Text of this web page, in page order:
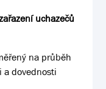
uchazečů
na průběh
a dovednosti